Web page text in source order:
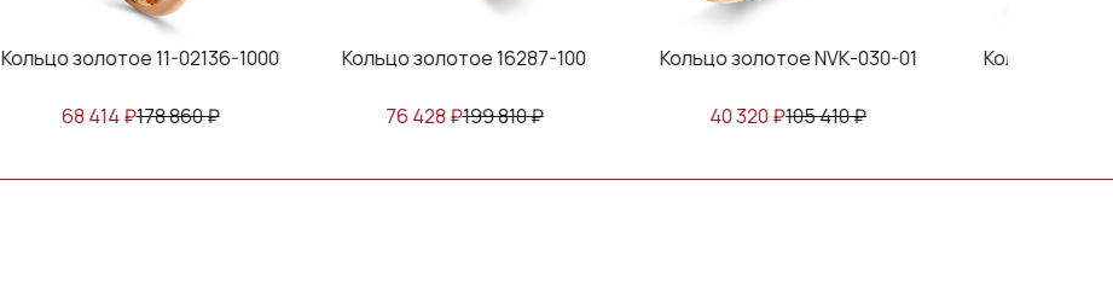
Кольцо золотое 11-02136-1000
68 414₽178 860₽
Кольцо золотое 16287-100
76 428₽199 810₽
Кольцо золотое NVК-030-01
40 320₽105 410₽
Кольцо